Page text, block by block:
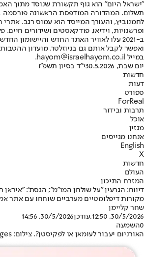
"ישראל היום" הוא גוף תקשורת שנוסד מתוך
ופרשנויות, וידיאו, פודקאסטים ושידורים
ב-2021 עלו לאוויר האתר החדש
ואפשר לקבל אותם גם בניוזלטר. מועדון
במייל hayom@israelhayom.co.il.
יום שבת, 30.5.2026
י"ד בסיון תשפ"ו
חדשות
דעות
ספורט
ForReal
תרבות ובידור
אוכל
מגזין
אנחנו מגייסים
English
X
חדשות
העולם
המזרח התיכון
דיווח: הגרעין "על שולחן המו"מ"; הגסת':
מקורות דיפלומטיים מערביים שוחחו עם אתר
שחר קליימן
30/5/2026, 12:50
,עודכן30/5/2026, 14:56
0השמעה
האורניום יעבור לעומאן או לפקיסטן?. צילום: Getty Images